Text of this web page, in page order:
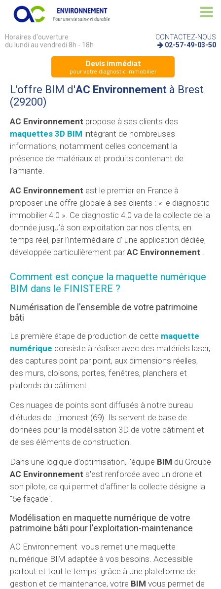
Horaires d'ouverture
du lundi au vendredi 8h - 18h
CONTACTEZ-NOUS
02-57-49-03-50
Devis immédiat
pour votre diagnostic immobilier
L'offre BIM d'AC Environnement à Brest
(29200)
AC Environnement propose à ses clients des
maquettes 3D BIM intégrant de nombreuses
informations, notamment celles concernant la
présence de matériaux et produits contenant de
l’amiante.
AC Environnement est le premier en France à
proposer une offre globale à ses clients : « le diagnostic
immobilier 4.0 ». Ce diagnostic 4.0 va de la collecte de la
donnée jusqu’à son exploitation par nos clients, en
temps réel, par l’intermédiaire d’ une application dédiée,
développée particulièrement parAC Environnement
Comment est conçue la maquette numérique
BIM dans le FINISTERE ?
Numérisation de l'ensemble de votre patrimoine
bâti
La première étape de production de cette maquette
numérique consiste à réaliser avec des matériels laser,
des captures point par point, aux dimensions réelles,
des murs, cloisons, portes, fenêtres, planchers et
plafonds du bâtiment .
Ces nuages de points sont diffusés à notre bureau
d'études de Limonest (69). Ils servent de base de
données pour la modélisation 3D de votre bâtiment et
de ses éléments de construction.
Dans une logique d’optimisation, l'équipe BIM du Groupe
AC Environnement s'est renforcée avec un drone et
son pilote, ce qui permet d'affiner la collecte désigne la
"5e façade".
Modélisation en maquette numérique de votre
patrimoine bâti pour l'exploitation-maintenance
AC Environnement vous remet une maquette
numérique BIM adaptée à vos besoins. Accessible
partout et tout le temps grâce à une plateforme de
gestion et de maintenance, votre BIM vous permet de